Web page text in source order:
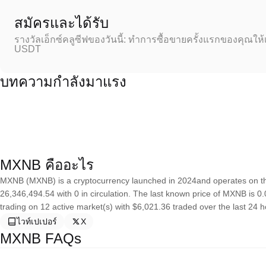
สมัครและได้รับ
รางวัลเอ็กซ์คลูซีฟของวันนี้: ทำการซื้อขายครั้งแรกของคุณใ
USDT
บทความกำลังมาแรง
MXNB คืออะไร
MXNB (MXNB) is a cryptocurrency launched in 2024and operates on
26,346,494.54 with 0 in circulation. The last known price of MXNB is
trading on 12 active market(s) with $6,021.36 traded over the last 24
ไวท์เปเปอร์
X
MXNB FAQs